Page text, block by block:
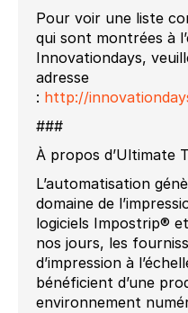
Pour voir une liste
qui sont montrées à
Innovationdays,
adresse
: http://
###
À propos d’Ultimate
L’automatisation
domaine de
logiciels Impostrip®
nos jours, les
d’impression à
bénéficient d’une
environnement